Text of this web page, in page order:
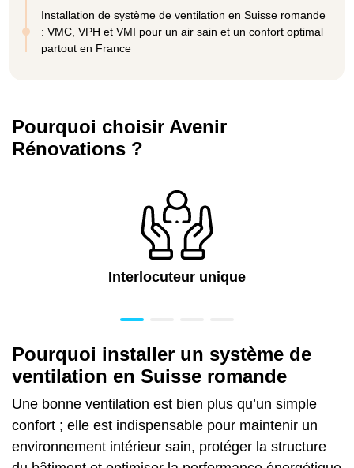
Installation de système de ventilation en Suisse romande
: VMC, VPH et VMI pour un air sain et un confort optimal
partout en France
Pourquoi choisir Avenir
Rénovations ?
Interlocuteur unique
Pourquoi installer un système de
ventilation en Suisse romande
Une bonne ventilation est bien plus qu’un simple
confort ; elle est indispensable pour maintenir un
environnement intérieur sain, protéger la structure